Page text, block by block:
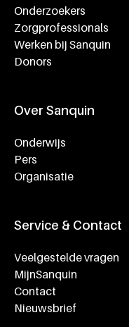
Onderzoekers
Zorgprofessionals
Werken bij Sanquin
Donors
Over Sanquin
Onderwijs
Pers
Organisatie
Service & Contact
Veelgestelde vragen
MijnSanquin
Contact
Nieuwsbrief